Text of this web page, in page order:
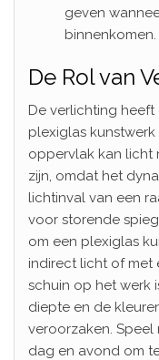
geven
binnenkomen.
De Rol van
De verlichting
plexiglas
oppervlak kan licht
zijn, omdat het
lichtinval van een
voor storende
om een plexiglas
indirect licht of met
schuin op het werk
diepte en de
veroorzaken.
dag en avond om